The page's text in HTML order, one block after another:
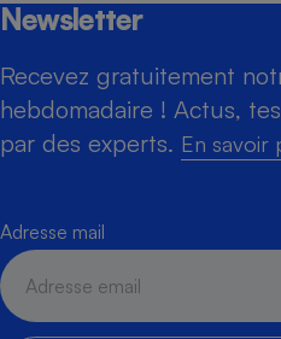
Newsletter
Recevez gratuitement
hebdomadaire ! Actus,
par des experts. En savoir
Adresse mail